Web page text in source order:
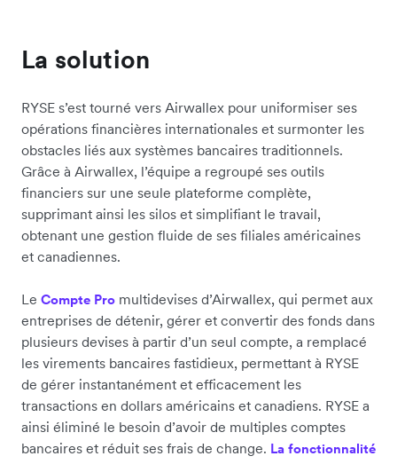
La solution
RYSE s’est tourné vers Airwallex pour uniformiser ses
opérations financières internationales et surmonter les
obstacles liés aux systèmes bancaires traditionnels.
Grâce à Airwallex, l’équipe a regroupé ses outils
financiers sur une seule plateforme complète,
supprimant ainsi les silos et simplifiant le travail,
obtenant une gestion fluide de ses filiales américaines
et canadiennes.
Le Compte Pro multidevises d’Airwallex, qui permet aux
entreprises de détenir, gérer et convertir des fonds dans
plusieurs devises à partir d’un seul compte, a remplacé
les virements bancaires fastidieux, permettant à RYSE
de gérer instantanément et efficacement les
transactions en dollars américains et canadiens. RYSE a
ainsi éliminé le besoin d’avoir de multiples comptes
bancaires et réduit ses frais de change. La fonctionnalité